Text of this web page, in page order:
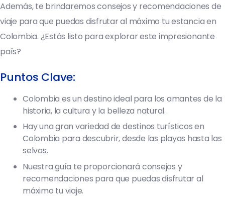
Además, te brindaremos consejos y recomendaciones de
viaje para que puedas disfrutar al máximo tu estancia en
Colombia. ¿Estás listo para explorar este impresionante
país?
Puntos Clave:
Colombia es un destino ideal para los amantes de la
historia, la cultura y la belleza natural.
Hay una gran variedad de destinos turísticos en
Colombia para descubrir, desde las playas hasta las
selvas.
Nuestra guía te proporcionará consejos y
recomendaciones para que puedas disfrutar al
máximo tu viaje.